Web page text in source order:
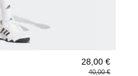
28,00 €
40,00 €